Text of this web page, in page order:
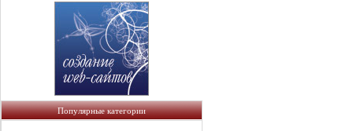
Популярные категории